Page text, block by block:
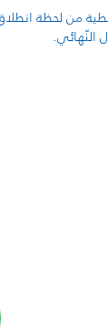
من لحظة
النّهائي.